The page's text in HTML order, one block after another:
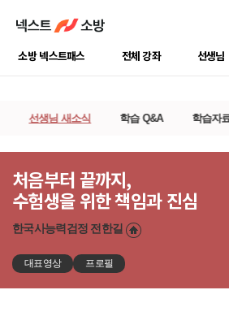
소방 넥스트패스 전체 강좌 선생님
선생님 새소식 학습 Q&A 학습자
처음부터 끝까지,
수험생을 위한 책임과 진심
한국사능력검정 전한길
대표영상 프로필